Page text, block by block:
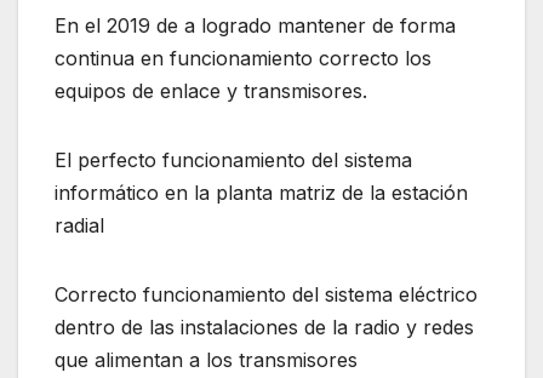
En el 2019 de a logrado mantener de forma
continua en funcionamiento correcto los
equipos de enlace y transmisores.
El perfecto funcionamiento del sistema
informático en la planta matriz de la estación
radial
Correcto funcionamiento del sistema eléctrico
dentro de las instalaciones de la radio y redes
que alimentan a los transmisores